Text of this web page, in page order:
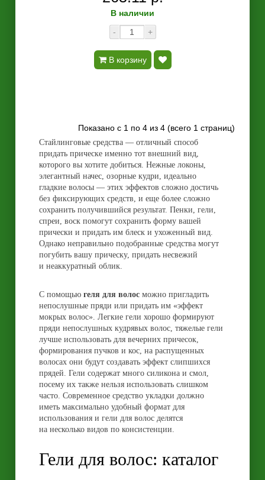
В наличии
-
+
В корзину
Показано с 1 по 4 из 4 (всего 1 страниц)
Стайлинговые средства — отличный способ
придать прическе именно тот внешний вид,
которого вы хотите добиться. Нежные локоны,
элегантный начес, озорные кудри, идеально
гладкие волосы — этих эффектов сложно достичь
без фиксирующих средств, и еще более сложно
сохранить получившийся результат. Пенки, гели,
спреи, воск помогут сохранить форму вашей
прически и придать им блеск и ухоженный вид.
Однако неправильно подобранные средства могут
погубить вашу прическу, придать несвежий
и неаккуратный облик.
С помощьюгеля для волос можно пригладить
непослушные пряди или придать им «эффект
мокрых волос». Легкие гели хорошо формируют
пряди непослушных кудрявых волос, тяжелые гели
лучше использовать для вечерних причесок,
формирования пучков и кос, на распущенных
волосах они будут создавать эффект слипшихся
прядей. Гели содержат много силикона и смол,
посему их также нельзя использовать слишком
часто. Современное средство укладки должно
иметь максимально удобный формат для
использования и гели для волос делятся
на несколько видов по консистенции.
Гели для волос: каталог